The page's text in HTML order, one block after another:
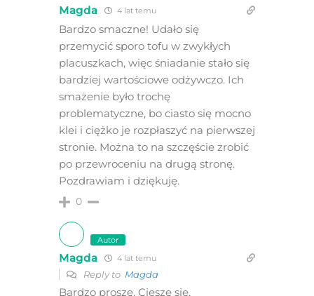
Magda 4 lat temu
Bardzo smaczne! Udało się
przemycić sporo tofu w zwykłych
placuszkach, więc śniadanie stało się
bardziej wartościowe odżywczo. Ich
smażenie było trochę
problematyczne, bo ciasto się mocno
klei i ciężko je rozpłaszyć na pierwszej
stronie. Można to na szczęście zrobić
po przewroceniu na drugą stronę.
Pozdrawiam i dziękuję.
0
Autor
Magda 4 lat temu
Reply to Magda
Bardzo proszę. Cieszę się,